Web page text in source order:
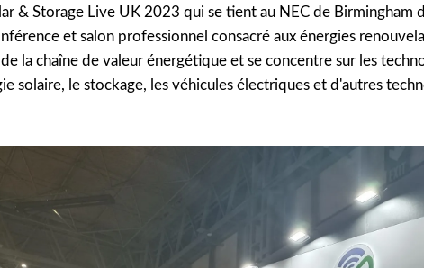
& Storage Live UK 2023 qui se tient au NEC de Birmingham
et salon professionnel consacré aux énergies
la chaîne de valeur énergétique et se concentre sur les
solaire, le stockage, les véhicules électriques et d'autres